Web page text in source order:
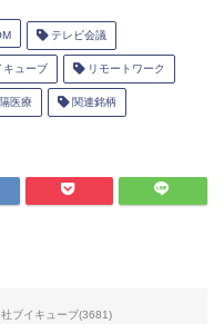
テレビ会議
ューブ リモートワーク
医療 関連銘柄
ブイキューブ(3681)